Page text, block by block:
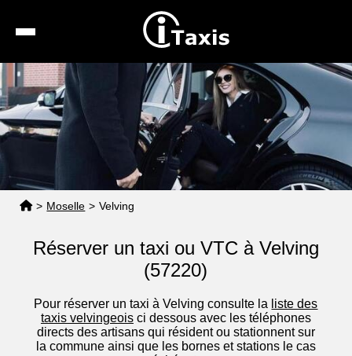
Recherche
Calcul de tarif
Taxis conventionnés
Espace pro
> Moselle > Velving
Réserver un taxi ou VTC à Velving
(57220)
Pour réserver un taxi à Velving consulte la liste des
taxis velvingeoisci dessous avec les téléphones
directs des artisans qui résident ou stationnent sur
la commune ainsi que les bornes et stations le cas